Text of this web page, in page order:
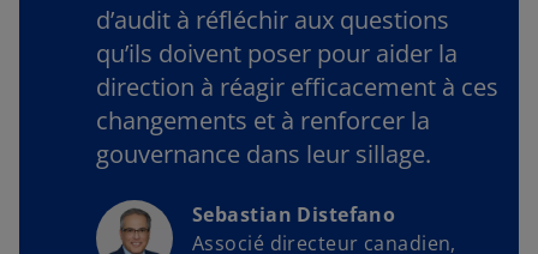
d’audit à réfléchir aux questions
qu’ils doivent poser pour aider la
direction à réagir efficacement à ces
changements et à renforcer la
gouvernance dans leur sillage.
Sebastian Distefano
Associé directeur canadien,